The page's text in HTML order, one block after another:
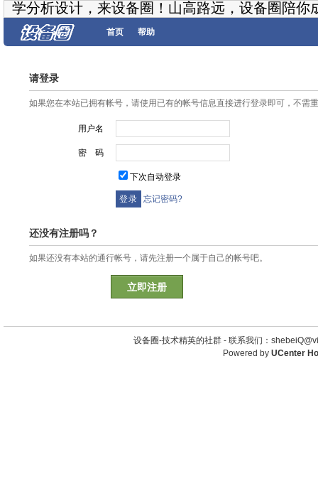
学分析设计，来设备圈！山高路远，设备圈陪你
首页 帮助
请登录
如果您在本站已拥有帐号，请使用已有的帐号信息直接进行登录即可，不需
用户名
密 码
下次自动登录
忘记密码?
还没有注册吗？
如果还没有本站的通行帐号，请先注册一个属于自己的帐号吧。
立即注册
设备圈-技术精英的社群 - 联系我们：
Powered by UCenter